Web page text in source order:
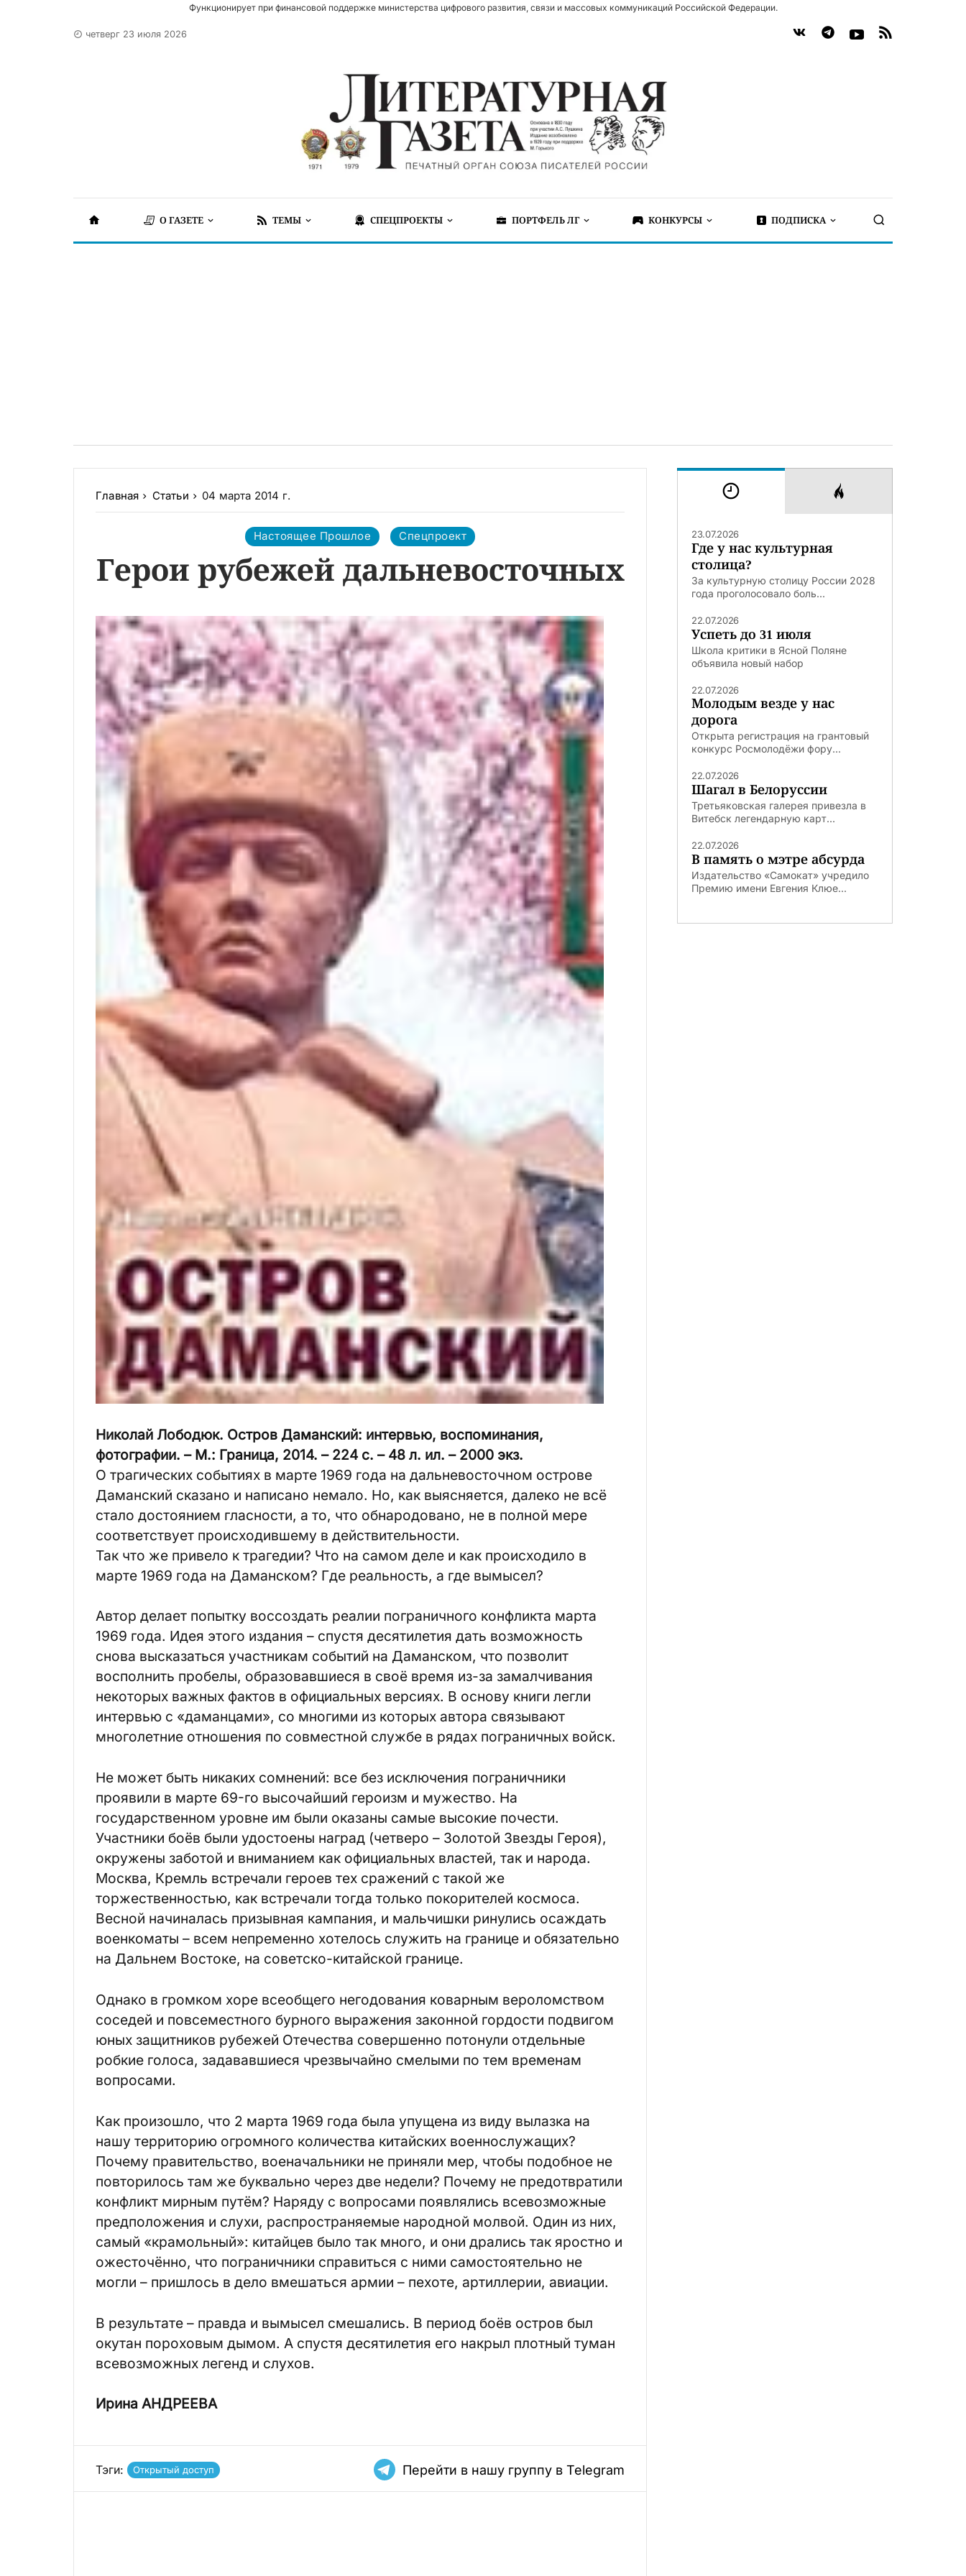
Функционирует при финансовой поддержке министерства цифрового развития, связи и массовых коммуникаций Российской Федерации.
четверг 23 июля 2026
О ГАЗЕТЕ ТЕМЫ СПЕЦПРОЕКТЫ ПОРТФЕЛЬ ЛГ КОНКУРСЫ ПОДПИСКА
Главная Статьи 04 марта 2014 г.
Настоящее Прошлое Спецпроект
Герои рубежей дальневосточных
Николай Лободюк. Остров Даманский: интервью, воспоминания,
фотографии. – М.: Граница, 2014. – 224 с. – 48 л. ил. – 2000 экз.
О трагических событиях в марте 1969 года на дальневосточном острове
Даманский сказано и написано немало. Но, как выясняется, далеко не всё
стало достоянием гласности, а то, что обнародовано, не в полной мере
соответствует происходившему в действительности.
Так что же привело к трагедии? Что на самом деле и как происходило в
марте 1969 года на Даманском? Где реальность, а где вымысел?
Автор делает попытку воссоздать реалии пограничного конфликта марта
1969 года. Идея этого издания – спустя десятилетия дать возможность
снова высказаться участникам событий на Даманском, что позволит
восполнить пробелы, образовавшиеся в своё время из-за замалчивания
некоторых важных фактов в официальных версиях. В основу книги легли
интервью с «даманцами», со многими из которых автора связывают
многолетние отношения по совместной службе в рядах пограничных войск.
Не может быть никаких сомнений: все без исключения пограничники
проявили в марте 69-го высочайший героизм и мужество. На
государственном уровне им были оказаны самые высокие почести.
Участники боёв были удостоены наград (четверо – Золотой Звезды Героя),
окружены заботой и вниманием как официальных властей, так и народа.
Москва, Кремль встречали героев тех сражений с такой же
торжественностью, как встречали тогда только покорителей космоса.
Весной начиналась призывная кампания, и мальчишки ринулись осаждать
военкоматы – всем непременно хотелось служить на границе и обязательно
на Дальнем Востоке, на советско-китайской границе.
Однако в громком хоре всеобщего негодования коварным вероломством
соседей и повсеместного бурного выражения законной гордости подвигом
юных защитников рубежей Отечества совершенно потонули отдельные
робкие голоса, задававшиеся чрезвычайно смелыми по тем временам
вопросами.
Как произошло, что 2 марта 1969 года была упущена из виду вылазка на
нашу территорию огромного количества китайских военнослужащих?
Почему правительство, военачальники не приняли мер, чтобы подобное не
повторилось там же буквально через две недели? Почему не предотвратили
конфликт мирным путём? Наряду с вопросами появлялись всевозможные
предположения и слухи, распространяемые народной молвой. Один из них,
самый «крамольный»: китайцев было так много, и они дрались так яростно и
ожесточённо, что пограничники справиться с ними самостоятельно не
могли – пришлось в дело вмешаться армии – пехоте, артиллерии, авиации.
В результате – правда и вымысел смешались. В период боёв остров был
окутан пороховым дымом. А спустя десятилетия его накрыл плотный туман
всевозможных легенд и слухов.
Ирина АНДРЕЕВА
Тэги: Открытый доступ Перейти в нашу группу в Telegram
23.07.2026
Где у нас культурная
столица?
За культурную столицу России 2028
года проголосовало боль...
22.07.2026
Успеть до 31 июля
Школа критики в Ясной Поляне
объявила новый набор
22.07.2026
Молодым везде у нас
дорога
Открыта регистрация на грантовый
конкурс Росмолодёжи фору...
22.07.2026
Шагал в Белоруссии
Третьяковская галерея привезла в
Витебск легендарную карт...
22.07.2026
В память о мэтре абсурда
Издательство «Самокат» учредило
Премию имени Евгения Клюе...